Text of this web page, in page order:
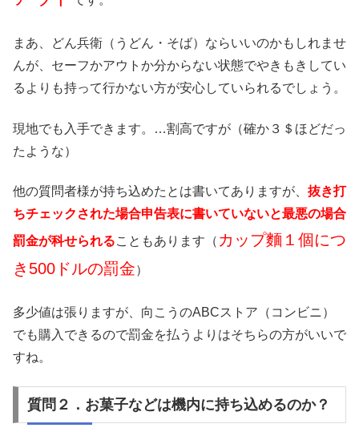
まあ、どん兵衛（うどん・そば）ならいいのかもしれませ
んが、セーフかアウトか分からない状態でやきもきしてい
るよりも持って行かない方が安心していられるでしょう。
現地でも入手できます。…割高ですが（確か３＄ほどだっ
たような）
他の質問者様が持ち込めたとは書いてありますが、 抜き打
ちチェックされた場合申告表に書いていないと最悪の場合
罰金が科せられることもあります（ カップ麵１個につ
き500ドルの罰金）
多少値は張りますが、向こうのABCストア（コンビニ）
でも購入できるので罰金を払うよりはそちらの方がいいで
すね。
質問２．お菓子などは機内に持ち込めるのか？